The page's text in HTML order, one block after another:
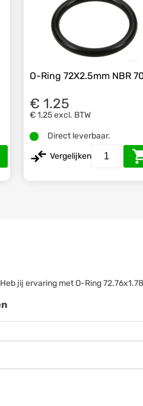
O-Ring 72X2.5mm NBR
€ 1.25
€ 1,25excl. BTW
Direct leverbaar.
Vergelijken
jij ervaring met O-Ring